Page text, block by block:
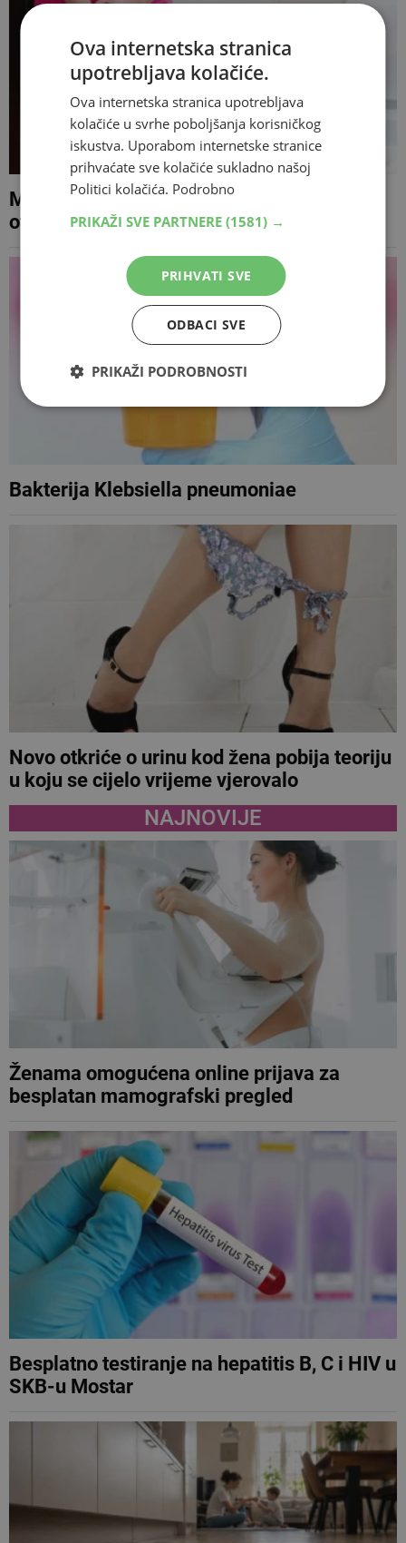
Muče vas urinarne infekcije? Stručnjaci
otkrili zašto one nisu bezazlene
Bakterija Klebsiella pneumoniae
Novo otkriće o urinu kod žena pobija teoriju
u koju se cijelo vrijeme vjerovalo
NAJNOVIJE
Ženama omogućena online prijava za
besplatan mamografski pregled
Besplatno testiranje na hepatitis B, C i HIV u
SKB-u Mostar
Ova internetska stranica
upotrebljava kolačiće.
Ova internetska stranica upotrebljava
kolačiće u svrhe poboljšanja korisničkog
iskustva. Uporabom internetske stranice
prihvaćate sve kolačiće sukladno našoj
Politici kolačića. Podrobno
PRIKAŽI SVE PARTNERE (1581) →
PRIHVATI SVE
ODBACI SVE
PRIKAŽI PODROBNOSTI